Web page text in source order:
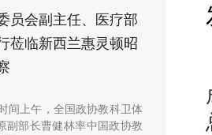
员会副主任、医疗部
莅临新西兰惠灵顿昭
间上午，全国政协教科卫体
副部长曹健林率中国政协教